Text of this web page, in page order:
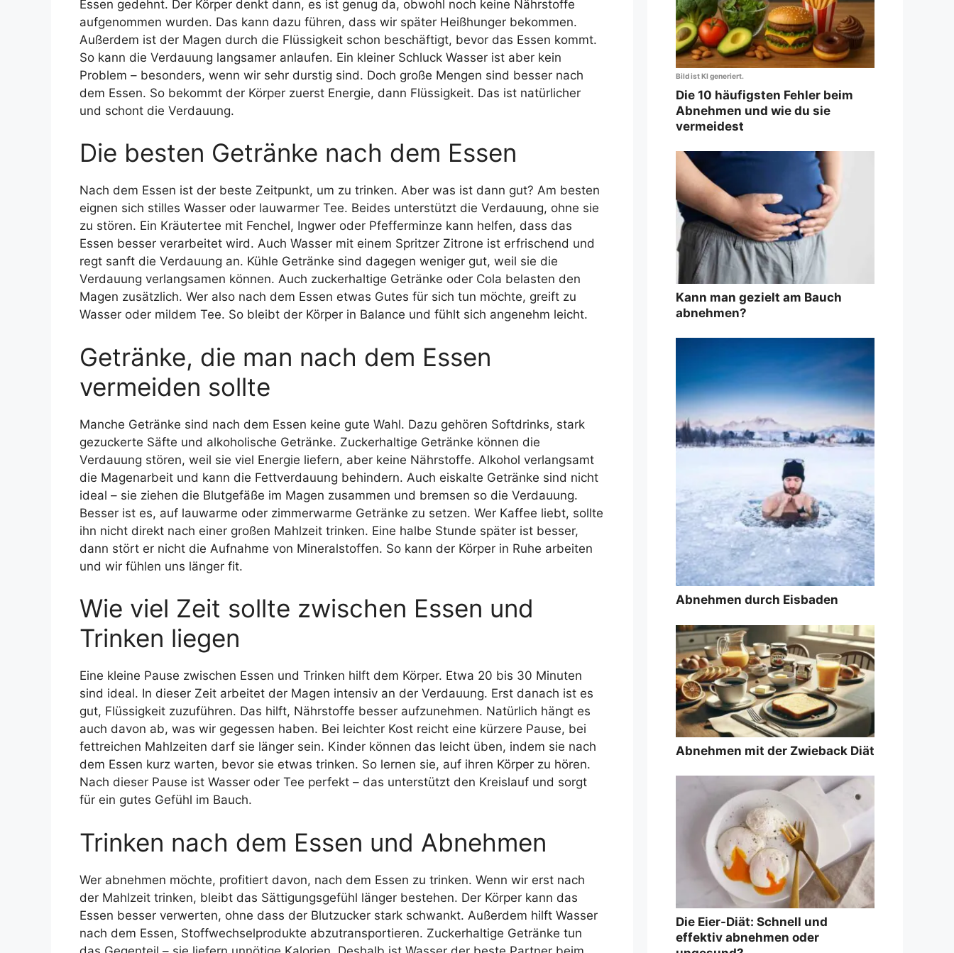
Essen gedehnt. Der Körper denkt dann, es ist genug da, obwohl noch keine Nährstoffe
aufgenommen wurden. Das kann dazu führen, dass wir später Heißhunger bekommen.
Außerdem ist der Magen durch die Flüssigkeit schon beschäftigt, bevor das Essen kommt.
So kann die Verdauung langsamer anlaufen. Ein kleiner Schluck Wasser ist aber kein
Problem – besonders, wenn wir sehr durstig sind. Doch große Mengen sind besser nach
dem Essen. So bekommt der Körper zuerst Energie, dann Flüssigkeit. Das ist natürlicher
und schont die Verdauung.
Die besten Getränke nach dem Essen
Nach dem Essen ist der beste Zeitpunkt, um zu trinken. Aber was ist dann gut? Am besten
eignen sich stilles Wasser oder lauwarmer Tee. Beides unterstützt die Verdauung, ohne sie
zu stören. Ein Kräutertee mit Fenchel, Ingwer oder Pfefferminze kann helfen, dass das
Essen besser verarbeitet wird. Auch Wasser mit einem Spritzer Zitrone ist erfrischend und
regt sanft die Verdauung an. Kühle Getränke sind dagegen weniger gut, weil sie die
Verdauung verlangsamen können. Auch zuckerhaltige Getränke oder Cola belasten den
Magen zusätzlich. Wer also nach dem Essen etwas Gutes für sich tun möchte, greift zu
Wasser oder mildem Tee. So bleibt der Körper in Balance und fühlt sich angenehm leicht.
Getränke, die man nach dem Essen
vermeiden sollte
Manche Getränke sind nach dem Essen keine gute Wahl. Dazu gehören Softdrinks, stark
gezuckerte Säfte und alkoholische Getränke. Zuckerhaltige Getränke können die
Verdauung stören, weil sie viel Energie liefern, aber keine Nährstoffe. Alkohol verlangsamt
die Magenarbeit und kann die Fettverdauung behindern. Auch eiskalte Getränke sind nicht
ideal – sie ziehen die Blutgefäße im Magen zusammen und bremsen so die Verdauung.
Besser ist es, auf lauwarme oder zimmerwarme Getränke zu setzen. Wer Kaffee liebt, sollte
ihn nicht direkt nach einer großen Mahlzeit trinken. Eine halbe Stunde später ist besser,
dann stört er nicht die Aufnahme von Mineralstoffen. So kann der Körper in Ruhe arbeiten
und wir fühlen uns länger fit.
Wie viel Zeit sollte zwischen Essen und
Trinken liegen
Eine kleine Pause zwischen Essen und Trinken hilft dem Körper. Etwa 20 bis 30 Minuten
sind ideal. In dieser Zeit arbeitet der Magen intensiv an der Verdauung. Erst danach ist es
gut, Flüssigkeit zuzuführen. Das hilft, Nährstoffe besser aufzunehmen. Natürlich hängt es
auch davon ab, was wir gegessen haben. Bei leichter Kost reicht eine kürzere Pause, bei
fettreichen Mahlzeiten darf sie länger sein. Kinder können das leicht üben, indem sie nach
dem Essen kurz warten, bevor sie etwas trinken. So lernen sie, auf ihren Körper zu hören.
Nach dieser Pause ist Wasser oder Tee perfekt – das unterstützt den Kreislauf und sorgt
für ein gutes Gefühl im Bauch.
Trinken nach dem Essen und Abnehmen
Wer abnehmen möchte, profitiert davon, nach dem Essen zu trinken. Wenn wir erst nach
der Mahlzeit trinken, bleibt das Sättigungsgefühl länger bestehen. Der Körper kann das
Essen besser verwerten, ohne dass der Blutzucker stark schwankt. Außerdem hilft Wasser
nach dem Essen, Stoffwechselprodukte abzutransportieren. Zuckerhaltige Getränke tun
Bild ist KI generiert.
Die 10 häufigsten Fehler beim
Abnehmen und wie du sie
vermeidest
Kann man gezielt am Bauch
abnehmen?
Abnehmen durch Eisbaden
Abnehmen mit der Zwieback Diät
Die Eier-Diät: Schnell und
effektiv abnehmen oder